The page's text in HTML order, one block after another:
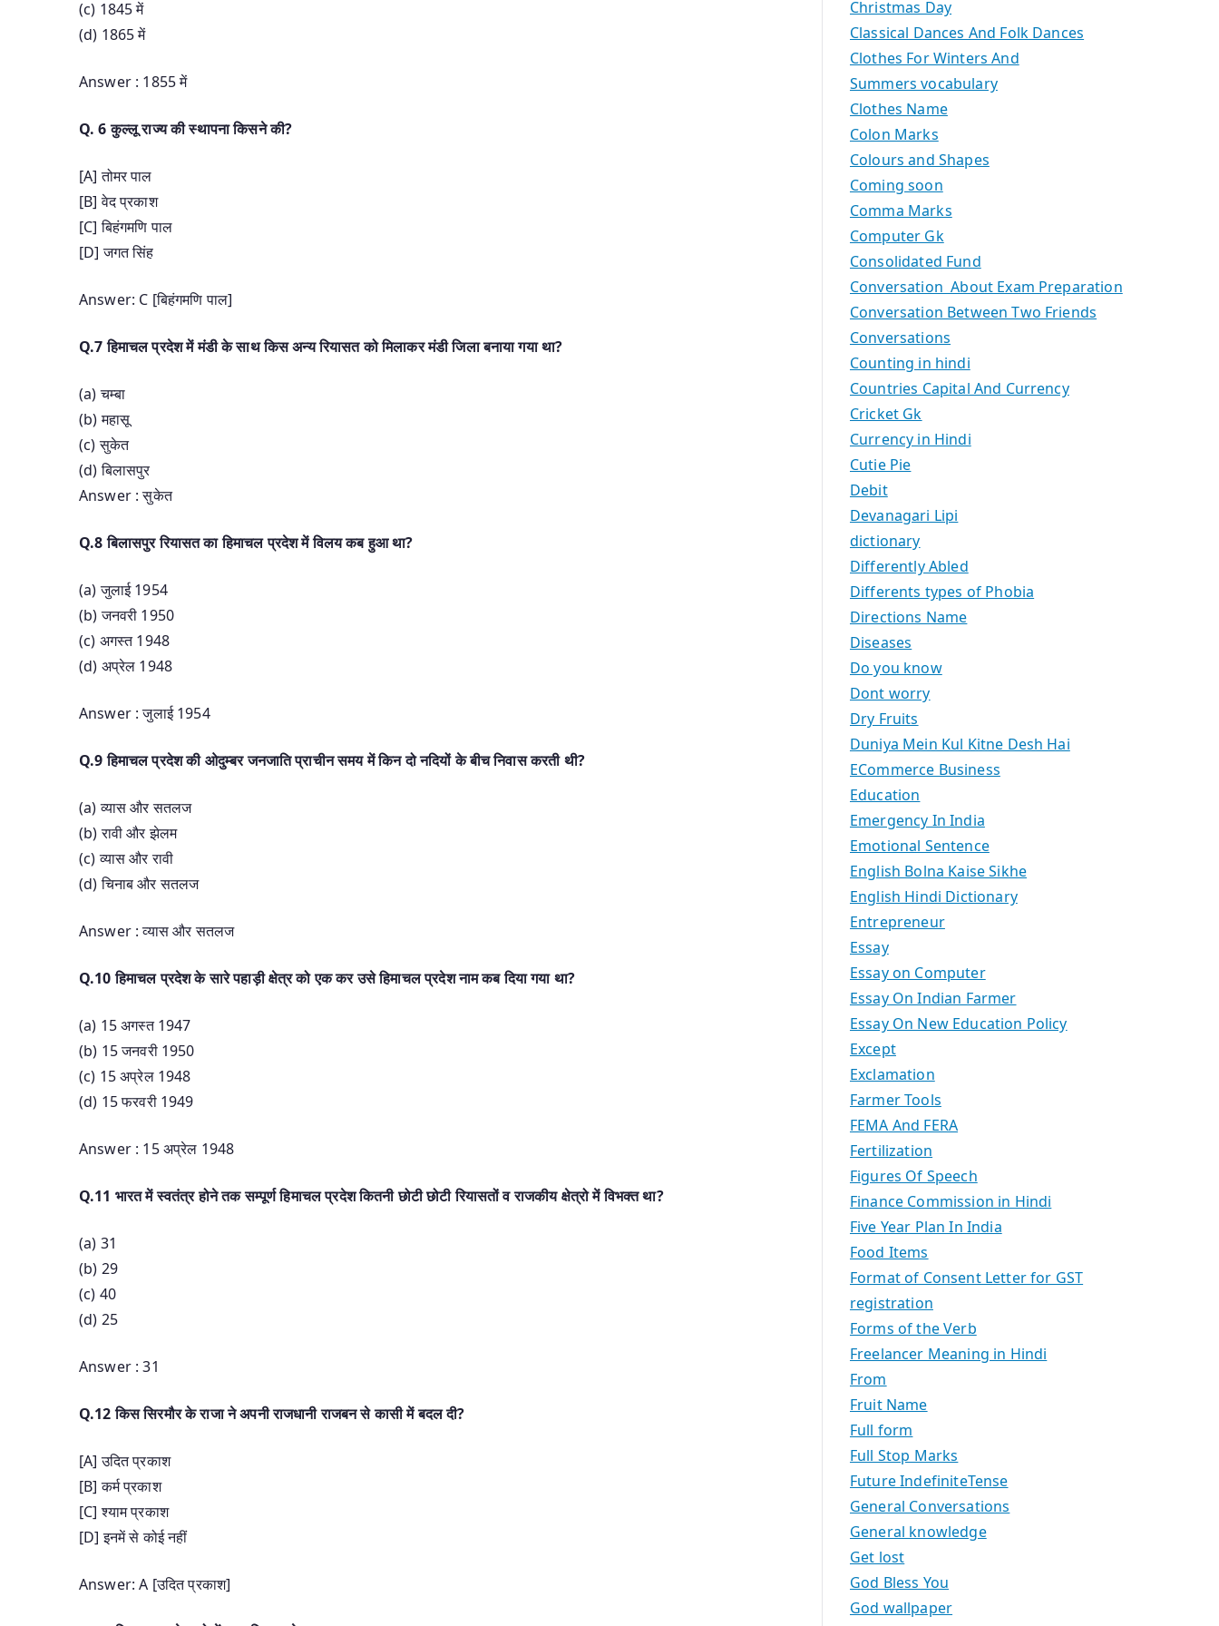
(c) 1845 में
(d) 1865 में
Answer : 1855 में
Q. 6 कुल्लू राज्य की स्थापना किसने की?
[A] तोमर पाल
[B] वेद प्रकाश
[C] बिहंगमणि पाल
[D] जगत सिंह
Answer: C [बिहंगमणि पाल]
Q.7 हिमाचल प्रदेश में मंडी के साथ किस अन्य रियासत को मिलाकर मंडी जिला बनाया गया था?
(a) चम्बा
(b) महासू
(c) सुकेत
(d) बिलासपुर
Answer : सुकेत
Q.8 बिलासपुर रियासत का हिमाचल प्रदेश में विलय कब हुआ था?
(a) जुलाई 1954
(b) जनवरी 1950
(c) अगस्त 1948
(d) अप्रेल 1948
Answer : जुलाई 1954
Q.9 हिमाचल प्रदेश की ओदुम्बर जनजाति प्राचीन समय में किन दो नदियों के बीच निवास करती थी?
(a) व्यास और सतलज
(b) रावी और झेलम
(c) व्यास और रावी
(d) चिनाब और सतलज
Answer : व्यास और सतलज
Q.10 हिमाचल प्रदेश के सारे पहाड़ी क्षेत्र को एक कर उसे हिमाचल प्रदेश नाम कब दिया गया था?
(a) 15 अगस्त 1947
(b) 15 जनवरी 1950
(c) 15 अप्रेल 1948
(d) 15 फरवरी 1949
Answer : 15 अप्रेल 1948
Q.11 भारत में स्वतंत्र होने तक सम्पूर्ण हिमाचल प्रदेश कितनी छोटी छोटी रियासतों व राजकीय क्षेत्रो में विभक्त था?
(a) 31
(b) 29
(c) 40
(d) 25
Answer : 31
Q.12 किस सिरमौर के राजा ने अपनी राजधानी राजबन से कासी में बदल दी?
[A] उदित प्रकाश
[B] कर्म प्रकाश
[C] श्याम प्रकाश
[D] इनमें से कोई नहीं
Answer: A [उदित प्रकाश]
Christmas Day
Classical Dances And Folk Dances
Clothes For Winters And
Summers vocabulary
Clothes Name
Colon Marks
Colours and Shapes
Coming soon
Comma Marks
Computer Gk
Consolidated Fund
Conversation About Exam Preparation
Conversation Between Two Friends
Conversations
Counting in hindi
Countries Capital And Currency
Cricket Gk
Currency in Hindi
Cutie Pie
Debit
Devanagari Lipi
dictionary
Differently Abled
Differents types of Phobia
Directions Name
Diseases
Do you know
Dont worry
Dry Fruits
Duniya Mein Kul Kitne Desh Hai
ECommerce Business
Education
Emergency In India
Emotional Sentence
English Bolna Kaise Sikhe
English Hindi Dictionary
Entrepreneur
Essay
Essay on Computer
Essay On Indian Farmer
Essay On New Education Policy
Except
Exclamation
Farmer Tools
FEMA And FERA
Fertilization
Figures Of Speech
Finance Commission in Hindi
Five Year Plan In India
Food Items
Format of Consent Letter for GST
registration
Forms of the Verb
Freelancer Meaning in Hindi
From
Fruit Name
Full form
Full Stop Marks
Future IndefiniteTense
General Conversations
General knowledge
Get lost
God Bless You
God wallpaper